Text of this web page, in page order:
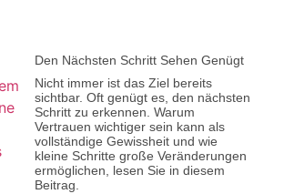
Den Nächsten Schritt Sehen Genügt
Nicht immer ist das Ziel bereits
sichtbar. Oft genügt es, den nächsten
Schritt zu erkennen. Warum
Vertrauen wichtiger sein kann als
vollständige Gewissheit und wie
kleine Schritte große Veränderungen
ermöglichen, lesen Sie in diesem
Beitrag.